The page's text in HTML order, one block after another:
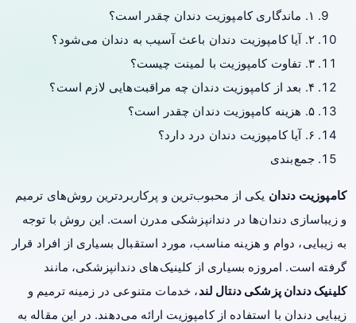
۱. ماندگاری کامپوزیت دندان چقدر است؟
۲. آیا کامپوزیت دندان باعث آسیب به دندان می‌شود؟
۳. تفاوت کامپوزیت با لمینت چیست؟
۴. بعد از کامپوزیت دندان چه مراقبت‌هایی لازم است؟
۵. هزینه کامپوزیت دندان چقدر است؟
۶. آیا کامپوزیت دندان درد دارد؟
جمع‌بندی
کامپوزیت دندان یکی از محبوب‌ترین و پرکاربردترین روش‌های ترمیم
و زیباسازی دندان‌ها در دندانپزشکی مدرن است. این روش با توجه
به زیبایی، دوام و هزینه مناسب، مورد استقبال بسیاری از افراد قرار
گرفته است. امروزه بسیاری از کلینیک‌های دندانپزشکی، مانند
کلینیک دندان پزشکی دنتال لند، خدمات متنوعی در زمینه ترمیم و
زیبایی دندان با استفاده از کامپوزیت ارائه می‌دهند. در این مقاله به